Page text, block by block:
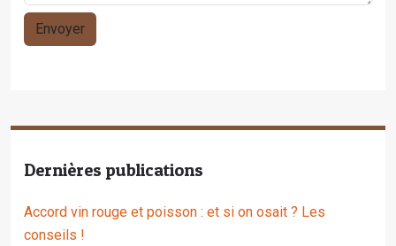
Dernières publications
Accord vin rouge et poisson : et si on osait ? Les
conseils !